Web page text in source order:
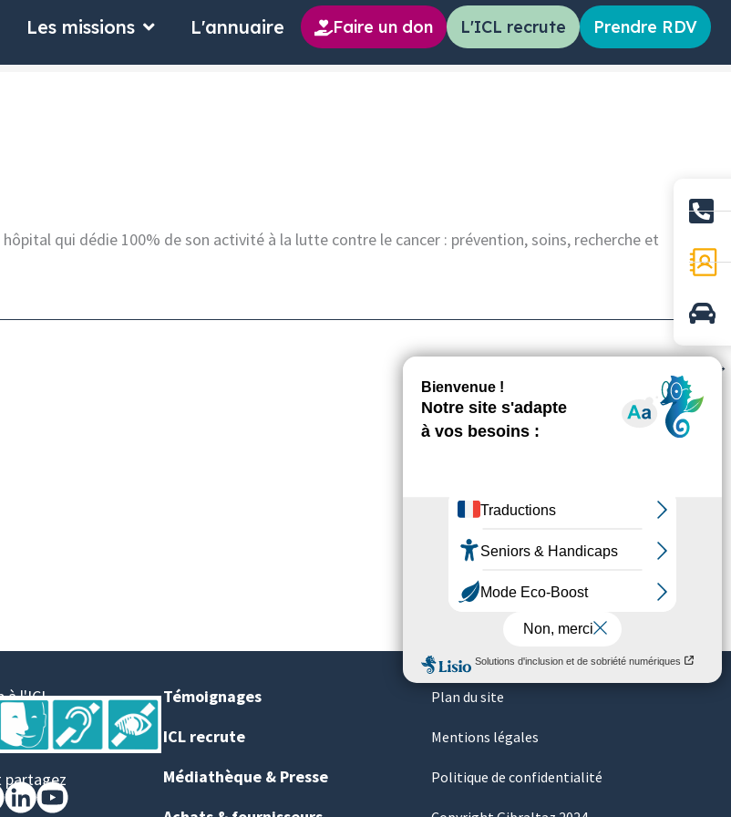
L'Institut
Les missions Ouvrir Les missions
L'annuaire Faire un don L'ICL recrute Prendre RDV
qui dédie 100% de son activité à la lutte contre le cancer : prévention, soins, recherche et
→
à l'ICL
partagez
Témoignages
ICL recrute
Médiathèque & Presse
Plan du site
Mentions légales
Politique de confidentialité